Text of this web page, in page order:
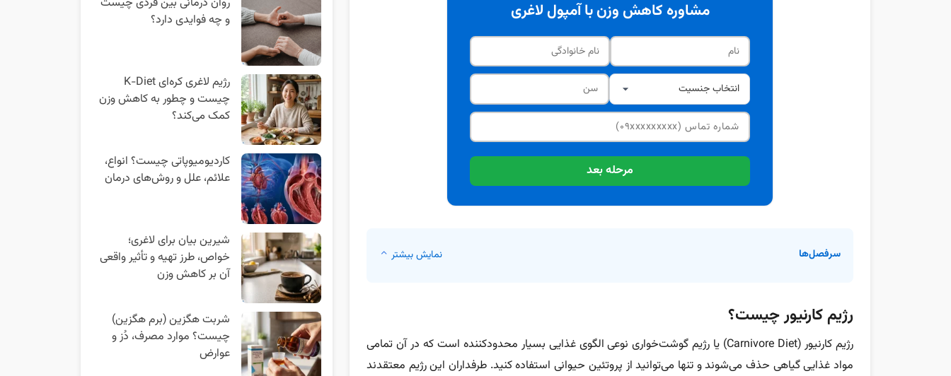
مشاوره کاهش وزن با آمپول لاغری
مرحله بعد
سرفصل‌ها نمایش بیشتر
رژیم کارنیور چیست؟
رژیم کارنیور (Carnivore Diet) یا رژیم گوشت‌خواری نوعی الگوی غذایی بسیار محدودکننده است که در آن تمامی
مواد غذایی گیاهی حذف می‌شوند و تنها می‌توانید از پروتئین حیوانی استفاده کنید. طرفداران این رژیم معتقدند
و چه فوایدی دارد؟
رژیم لاغری کره‌ای K-Diet
چیست و چطور به کاهش وزن
کمک می‌کند؟
کاردیومیوپاتی چیست؟ انواع،
علائم، علل و روش‌های درمان
شیرین بیان برای لاغری؛
خواص، طرز تهیه و تأثیر واقعی
آن بر کاهش وزن
شربت هگزین (برم هگزین)
چیست؟ موارد مصرف، دُز و
عوارض